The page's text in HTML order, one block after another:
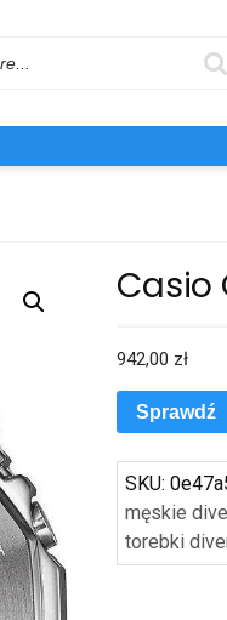
Casio
942,00 zł
Sprawdź
SKU:
męskie
torebki